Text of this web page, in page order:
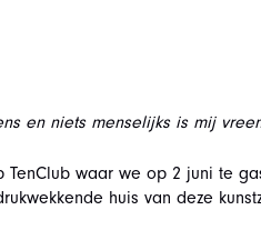
en niets menselijks is mij
TenClub waar we op 2 juni te
huis van deze